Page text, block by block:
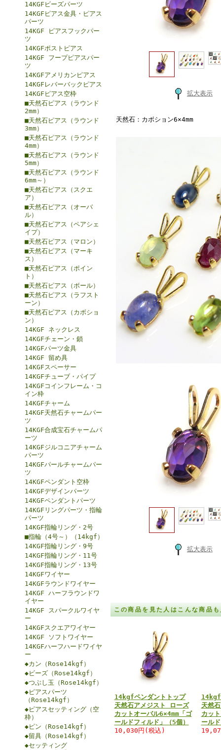
14KGFビーズパーツ
14KGFピアス金具・ピアス
パーツ
14KGF ピアスフックパー
ツ
14KGFポストピアス
14KGF フープピアスパー
ツ
14KGFアメリカンピアス
14KGFレバーバックピアス
14KGFピアス空枠
■天然石ピアス（ラウンド
2mm）
■天然石ピアス（ラウンド
3mm）
■天然石ピアス（ラウンド
4mm）
■天然石ピアス（ラウンド
5mm）
■天然石ピアス（ラウンド
6mm～）
■天然石ピアス（スクエ
ア）
■天然石ピアス（オーバ
ル）
■天然石ピアス（ペアシェ
イプ）
■天然石ピアス（マロン）
■天然石ピアス（マーキ
ス）
■天然石ピアス（ポイン
ト）
■天然石ピアス（ボール）
■天然石ピアス（ラフスト
ーン）
■天然石ピアス（カボショ
ン）
14KGF ネックレス
14KGFチェーン・鎖
14KGFパーツ金具
14KGF 留め具
14KGFスペーサー
14KGFチューブ・パイプ
14KGFコインフレーム・コ
イン枠
14KGFチャーム
14KGF天然石チャームパー
ツ
14KGF合成宝石チャームパ
ーツ
14KGFジルコニアチャーム
パーツ
14KGFパールチャームパー
ツ
14KGFペンダント空枠
14KGFデザインパーツ
14KGFペンダントパーツ
14KGFリングパーツ・指輪
パーツ
14KGF指輪リング・2号
■指輪（4号～）（14kgf）
14KGF指輪リング・9号
14KGF指輪リング・11号
14KGF指輪リング・13号
14KGFワイヤー
14KGFラウンドワイヤー
14KGF ハーフラウンドワ
イヤー
14KGF スパークルワイヤ
ー
14KGFスクエアワイヤー
14KGF ソフトワイヤー
14KGFハーフハードワイヤ
ー
◆カン（Rose14kgf）
◆ビーズ（Rose14kgf）
◆つぶし玉（Rose14kgf）
◆ピアスパーツ
（Rose14kgf）
◆ピアスセッティング（空
枠）
◆ピン（Rose14kgf）
◆留具（Rose14kgf）
◆セッティング
拡大表示
天然石：カボション6×4mm
拡大表示
この商品を見た人はこんな商品
14kgfペンダントトップ
天然石アメジスト ローズ
カットオーバル6×4mm「ゴ
ールドフィルド」（5個）
10,030円(税込)
14kgf
天然
カッ
ール